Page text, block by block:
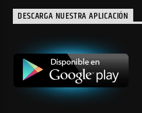
DESCARGA NUESTRA APLICACIÓN